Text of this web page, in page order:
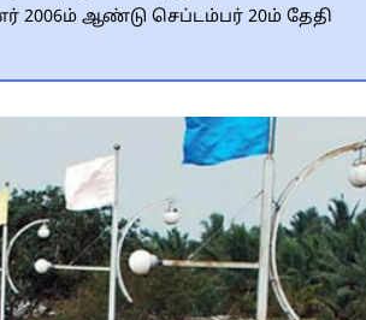
2006ம் ஆண்டு செப்டம்பர் 20ம் தேதி